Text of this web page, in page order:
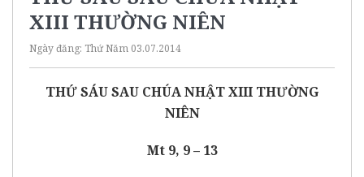
XIII THƯỜNG NIÊN
Ngày đăng: Thứ Năm 03.07.2014
THỨ SÁU SAU CHÚA NHẬT XIII THƯỜNG
NIÊN
Mt 9, 9 – 13